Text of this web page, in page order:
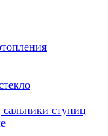
ступиц